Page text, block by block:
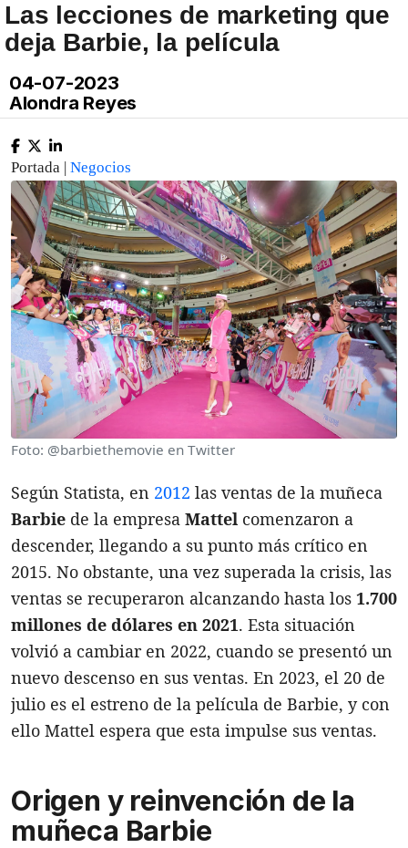
Las lecciones de marketing que
deja Barbie, la película
04-07-2023
Alondra Reyes
Portada | Negocios
Foto: @barbiethemovie en Twitter
Según Statista, en 2012 las ventas de la muñeca
Barbie de la empresa Mattel comenzaron a
descender, llegando a su punto más crítico en
2015. No obstante, una vez superada la crisis, las
ventas se recuperaron alcanzando hasta los 1.700
millones de dólares en 2021. Esta situación
volvió a cambiar en 2022, cuando se presentó un
nuevo descenso en sus ventas. En 2023, el 20 de
julio es el estreno de la película de Barbie, y con
ello Mattel espera que esta impulse sus ventas.
Origen y reinvención de la
muñeca Barbie